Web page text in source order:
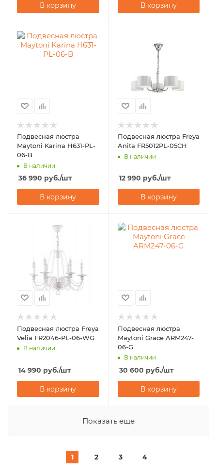
В корзину В корзину
Подвесная люстра
Maytoni Karina H631-PL-
06-B
В наличии
36 990 руб./шт
В корзину
Подвесная люстра Freya
Anita FR5012PL-05CH
В наличии
12 990 руб./шт
В корзину
Подвесная люстра Freya
Velia FR2046-PL-06-WG
В наличии
14 990 руб./шт
В корзину
Подвесная люстра
Maytoni Grace ARM247-
06-G
В наличии
30 600 руб./шт
В корзину
Показать еще
1 2 3 4